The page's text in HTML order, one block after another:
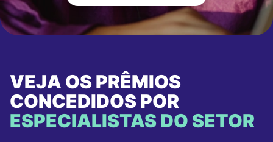
VEJA OS PRÊMIOS
CONCEDIDOS POR
ESPECIALISTAS DO SETOR